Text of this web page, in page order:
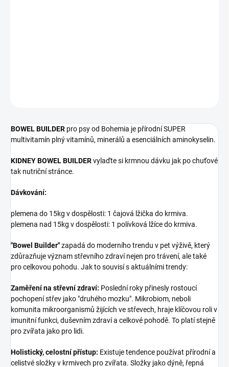
BOWEL BUILDER pro psy od Bohemia je přírodní SUPER
multivitamín plný vitamínů, minerálů a esenciálních aminokyselin.
KIDNEY BOWEL BUILDERvylaďte si krmnou dávku jak po chuťové
tak nutriční stránce.
Dávkování:
plemena do 15kg v dospělosti: 1 čajová lžička do krmiva.
plemena nad 15kg v dospělosti: 1 polívková lžíce do krmiva.
"Bowel Builder"zapadá do moderního trendu v pet výživě, který
zdůrazňuje význam střevního zdraví nejen pro trávení, ale také
pro celkovou pohodu. Jak to souvisí s aktuálními trendy:
Zaměření na střevní zdraví: Poslední roky přinesly rostoucí
pochopení střev jako "druhého mozku". Mikrobiom, neboli
komunita mikroorganismů žijících ve střevech, hraje klíčovou roli v
imunitní funkci, duševním zdraví a celkové pohodě. To platí stejně
pro zvířata jako pro lidi.
Holistický, celostní přístup: Existuje tendence používat přírodní a
celistvé složky v krmivech pro zvířata. Složky jako dýně, řepná